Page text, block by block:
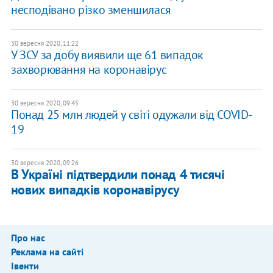
несподівано різко зменшилася
30 вересня 2020, 11:22
У ЗСУ за добу виявили ще 61 випадок
захворювання на коронавірус
30 вересня 2020, 09:45
Понад 25 млн людей у світі одужали від COVID-
19
30 вересня 2020, 09:26
В Україні підтвердили понад 4 тисячі
нових випадків коронавірусу
Про нас
Реклама на сайті
Івенти